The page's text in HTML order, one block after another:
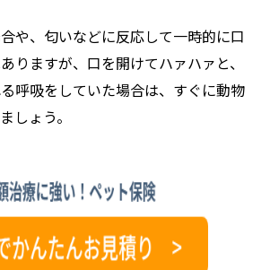
や、匂いなどに反応して一時的に口
りますが、口を開けてハァハァと、
呼吸をしていた場合は、すぐに動物
しょう。